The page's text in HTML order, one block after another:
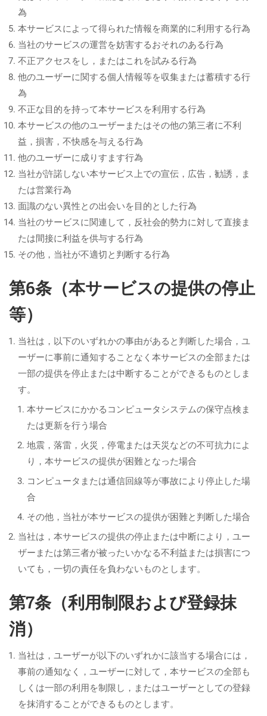
為
本サービスによって得られた情報を商業的に利用する行為
当社のサービスの運営を妨害するおそれのある行為
不正アクセスをし，またはこれを試みる行為
他のユーザーに関する個人情報等を収集または蓄積する行
為
不正な目的を持って本サービスを利用する行為
本サービスの他のユーザーまたはその他の第三者に不利
益，損害，不快感を与える行為
他のユーザーに成りすます行為
当社が許諾しない本サービス上での宣伝，広告，勧誘，ま
たは営業行為
面識のない異性との出会いを目的とした行為
当社のサービスに関連して，反社会的勢力に対して直接ま
たは間接に利益を供与する行為
その他，当社が不適切と判断する行為
第6条（本サービスの提供の停止
等）
当社は，以下のいずれかの事由があると判断した場合，ユ
ーザーに事前に通知することなく本サービスの全部または
一部の提供を停止または中断することができるものとしま
す。
本サービスにかかるコンピュータシステムの保守点検ま
たは更新を行う場合
地震，落雷，火災，停電または天災などの不可抗力によ
り，本サービスの提供が困難となった場合
コンピュータまたは通信回線等が事故により停止した場
合
その他，当社が本サービスの提供が困難と判断した場合
当社は，本サービスの提供の停止または中断により，ユー
ザーまたは第三者が被ったいかなる不利益または損害につ
いても，一切の責任を負わないものとします。
第7条（利用制限および登録抹
消）
当社は，ユーザーが以下のいずれかに該当する場合には，
事前の通知なく，ユーザーに対して，本サービスの全部も
しくは一部の利用を制限し，またはユーザーとしての登録
を抹消することができるものとします。